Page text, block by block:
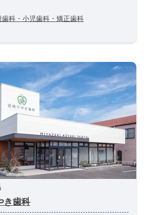
歯科・小児歯科・矯正歯科
き歯科